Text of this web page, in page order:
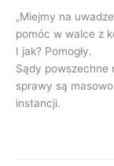
„Miejmy na
pomóc w walce z
I jak? Pomogły.
Sądy powszechne
sprawy są
instancji.